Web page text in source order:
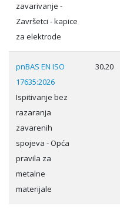
zavarivanje -
Završetci - kapice
za elektrode
pnBAS EN ISO
17635:2026
Ispitivanje bez
razaranja
zavarenih
spojeva - Opća
pravila za
metalne
materijale
30.20